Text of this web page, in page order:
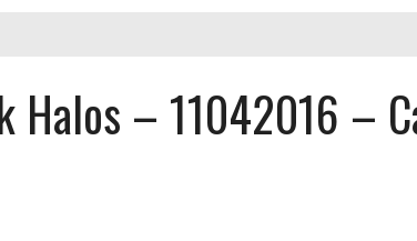
Halos – 11042016 –